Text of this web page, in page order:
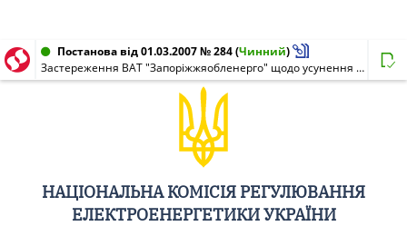
Постанова від 01.03.2007 № 284(Чинний)
Застереження ВАТ "Запоріжжяобленерго" щодо усунення та недопущення у подальшому порушення ліцензійних умов з постачання і передачі електричної енергії
НАЦІОНАЛЬНА КОМІСІЯ РЕГУЛЮВАННЯ
ЕЛЕКТРОЕНЕРГЕТИКИ УКРАЇНИ